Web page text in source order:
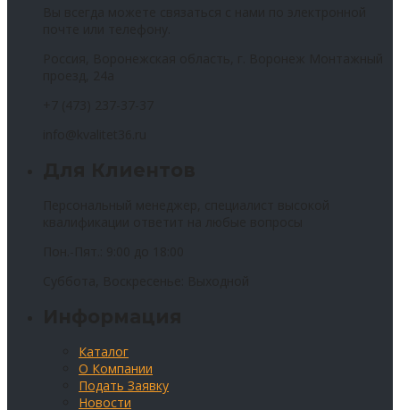
Каталог
О Компании
Подать Заявку
Новости